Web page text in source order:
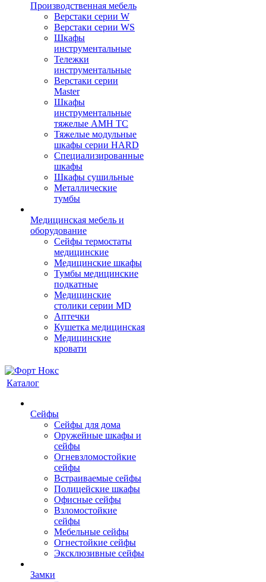
Производственная мебель
Верстаки серии W
Верстаки серии WS
Шкафы
инструментальные
Тележки
инструментальные
Верстаки серии
Master
Шкафы
инструментальные
тяжелые AMH TC
Тяжелые модульные
шкафы серии HARD
Cпециализированные
шкафы
Шкафы сушильные
Металлические
тумбы
Медицинская мебель и
оборудование
Сейфы термостаты
медицинские
Медицинские шкафы
Тумбы медицинские
подкатные
Медицинские
столики серии MD
Аптечки
Кушетка медицинская
Медицинские
кровати
Каталог
Сейфы
Сейфы для дома
Оружейные шкафы и
сейфы
Огневзломостойкие
сейфы
Встраиваемые сейфы
Полицейские шкафы
Офисные сейфы
Взломостойкие
сейфы
Мебельные сейфы
Огнестойкие сейфы
Эксклюзивные сейфы
Замки